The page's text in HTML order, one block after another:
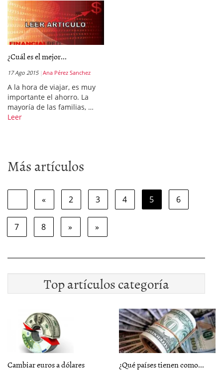
¿Cuál es el mejor...
17 Ago 2015 Ana Pérez Sanchez
A la hora de viajar, es muy
importante el ahorro. La
mayoría de las familias, …
Leer
Más artículos
« 2 3 4 5 6
7 8 » »
Top artículos categoría
Cambiar euros a dólares ¿Qué países tienen como...